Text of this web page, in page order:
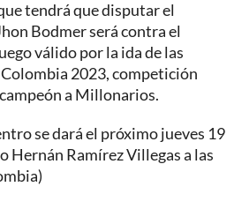
tendrá que disputar el
Bodmer será contra el
válido por la ida de las
2023, competición
a Millonarios.
se dará el próximo jueves 19
Hernán Ramírez Villegas a las